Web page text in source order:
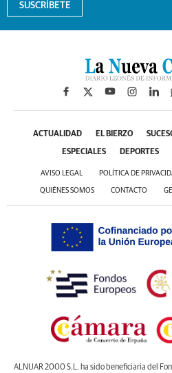
SUSCRÍBETE
ACTUALIDAD EL BIERZO
ESPECIALES DEPORTES
AVISO LEGAL POLÍTICA DE
QUIÉNES SOMOS CONTACTO
ALNUAR 2000 S.L. ha sido beneficiaria del